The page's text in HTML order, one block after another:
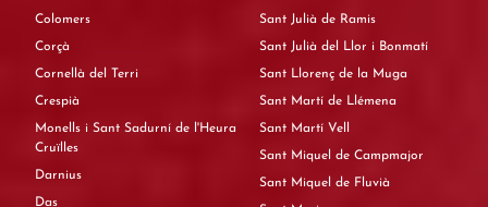
Colomers
Corçà
Cornellà del Terri
Crespià
Monells i Sant Sadurní de l'Heura
Cruïlles
Darnius
Das
Sant Julià de Ramis
Sant Julià del Llor i Bonmatí
Sant Llorenç de la Muga
Sant Martí de Llémena
Sant Martí Vell
Sant Miquel de Campmajor
Sant Miquel de Fluvià